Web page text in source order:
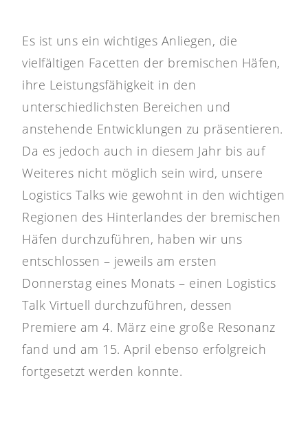
Es ist uns ein wichtiges Anliegen, die
vielfältigen Facetten der bremischen Häfen,
ihre Leistungsfähigkeit in den
unterschiedlichsten Bereichen und
anstehende Entwicklungen zu präsentieren.
Da es jedoch auch in diesem Jahr bis auf
Weiteres nicht möglich sein wird, unsere
Logistics Talks wie gewohnt in den wichtigen
Regionen des Hinterlandes der bremischen
Häfen durchzuführen, haben wir uns
entschlossen – jeweils am ersten
Donnerstag eines Monats – einen Logistics
Talk Virtuell durchzuführen, dessen
Premiere am 4. März eine große Resonanz
fand und am 15. April ebenso erfolgreich
fortgesetzt werden konnte.